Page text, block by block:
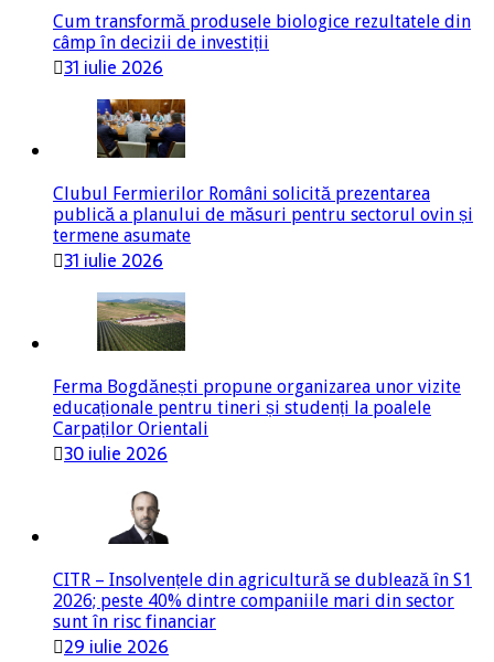
Cum transformă produsele biologice rezultatele din
câmp în decizii de investiții
31 iulie 2026
Clubul Fermierilor Români solicită prezentarea
publică a planului de măsuri pentru sectorul ovin și
termene asumate
31 iulie 2026
Ferma Bogdănești propune organizarea unor vizite
educaționale pentru tineri și studenți la poalele
Carpaților Orientali
30 iulie 2026
CITR – Insolvențele din agricultură se dublează în S1
2026; peste 40% dintre companiile mari din sector
sunt în risc financiar
29 iulie 2026